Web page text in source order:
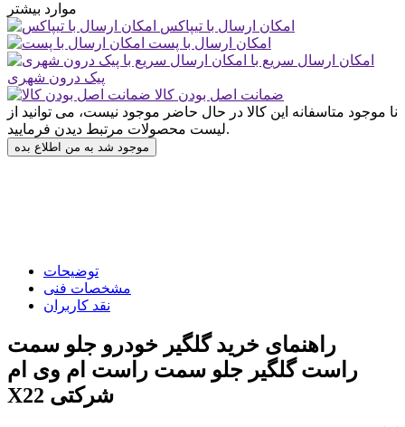
موارد بیشتر
امکان ارسال با تیپاکس
امکان ارسال با پست
امکان ارسال سریع با
پیک درون شهری
ضمانت اصل بودن کالا
نا موجود متاسفانه این کالا در حال حاضر موجود نیست، می توانید از
لیست محصولات مرتبط دیدن فرمایید.
موجود شد به من اطلاع بده
توضیحات
مشخصات فنی
نقد کاربران
راهنمای خرید گلگیر خودرو جلو سمت
راست گلگیر جلو سمت راست ام وی ام
X22 شرکتی